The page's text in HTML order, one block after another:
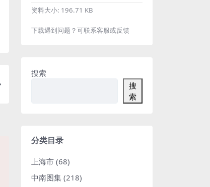
资料大小: 196.71 KB
下载遇到问题？可联系客服或反馈
搜索
搜
索
分类目录
上海市 (68)
中南图集 (218)